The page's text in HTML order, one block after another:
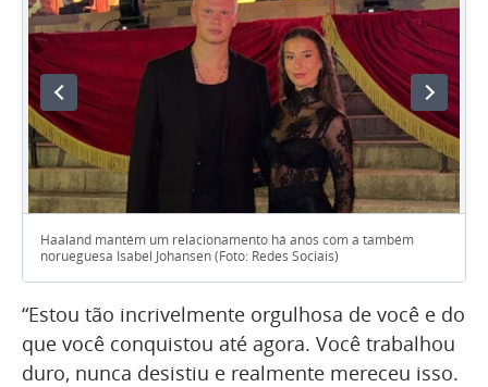
Haaland mantém um relacionamento há anos com a também
norueguesa Isabel Johansen (Foto: Redes Sociais)
“Estou tão incrivelmente orgulhosa de você e do
que você conquistou até agora. Você trabalhou
duro, nunca desistiu e realmente mereceu isso.